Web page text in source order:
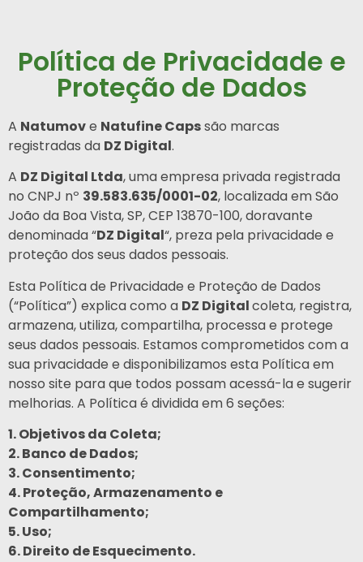
Política de Privacidade e
Proteção de Dados
A Natumove Natufine Capssão marcas
registradas da DZ Digital.
A DZ Digital Ltda, uma empresa privada registrada
no CNPJ nº 39.583.635/0001-02, localizada em São
João da Boa Vista, SP, CEP 13870-100, doravante
denominada “DZ Digital“, preza pela privacidade e
proteção dos seus dados pessoais.
Esta Política de Privacidade e Proteção de Dados
(“Política”) explica como a DZ Digitalcoleta, registra,
armazena, utiliza, compartilha, processa e protege
seus dados pessoais. Estamos comprometidos com a
sua privacidade e disponibilizamos esta Política em
nosso site para que todos possam acessá-la e sugerir
melhorias. A Política é dividida em 6 seções:
1. Objetivos da Coleta;
2. Banco de Dados;
3. Consentimento;
4. Proteção, Armazenamento e
Compartilhamento;
5. Uso;
6. Direito de Esquecimento.